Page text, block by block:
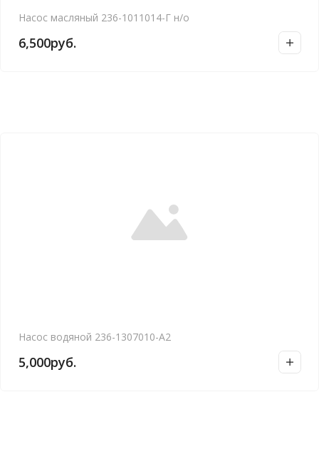
Насос масляный 236-1011014-Г н/о
6,500руб.
Насос водяной 236-1307010-А2
5,000руб.